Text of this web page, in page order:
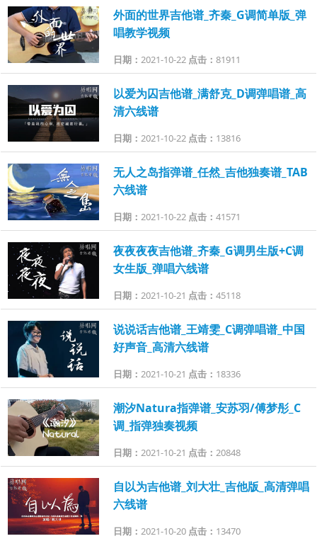
外面的世界吉他谱_齐秦_G调简单版_弹
唱教学视频
日期： 2021-10-22 点击： 81911
以爱为囚吉他谱_满舒克_D调弹唱谱_高
清六线谱
日期： 2021-10-22 点击： 13816
无人之岛指弹谱_任然_吉他独奏谱_TAB
六线谱
日期： 2021-10-22 点击： 41571
夜夜夜夜吉他谱_齐秦_G调男生版+C调
女生版_弹唱六线谱
日期： 2021-10-21 点击： 45118
说说话吉他谱_王靖雯_C调弹唱谱_中国
好声音_高清六线谱
日期： 2021-10-21 点击： 18336
潮汐Natura指弹谱_安苏羽/傅梦彤_C
调_指弹独奏视频
日期： 2021-10-21 点击： 20848
自以为吉他谱_刘大壮_吉他版_高清弹唱
六线谱
日期： 2021-10-20 点击： 13470